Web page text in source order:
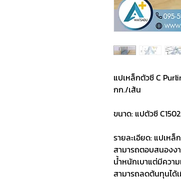
แปเหล็กตัวซี C
กก./เส้น
ขนาด: แปตัวซี
รายละเอียด: แปเห
สามารถตอบสนองง
น้ำหนักเบาแต่มีควา
สามารถลดต้นทุนได้